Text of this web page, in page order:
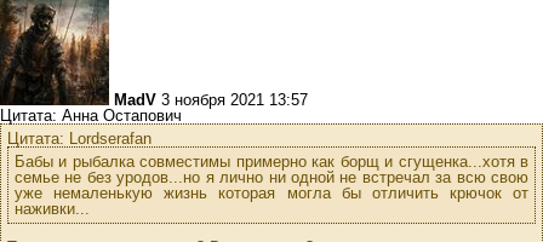
MadV 3 ноября 2021 13:57
Цитата: Анна Остапович
Цитата: Lordserafan
Бабы и рыбалка совместимы примерно как борщ и сгущенка...хотя в
семье не без уродов...но я лично ни одной не встречал за всю свою
уже немаленькую жизнь которая могла бы отличить крючок от
наживки...